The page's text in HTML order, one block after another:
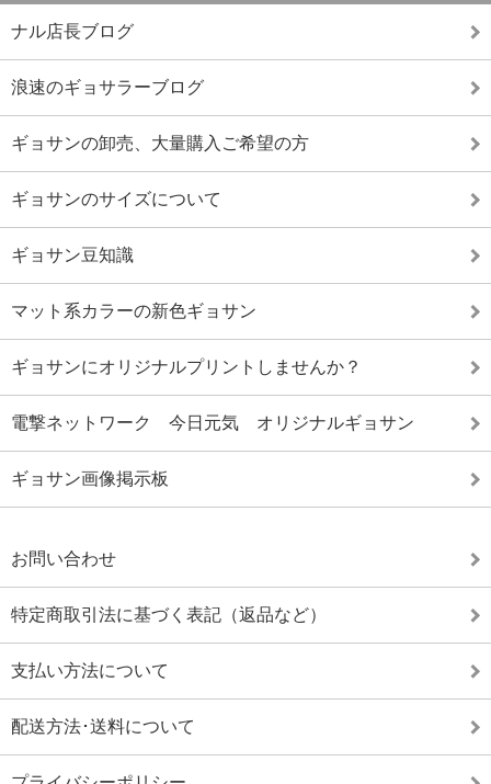
ナル店長ブログ
浪速のギョサラーブログ
ギョサンの卸売、大量購入ご希望の方
ギョサンのサイズについて
ギョサン豆知識
マット系カラーの新色ギョサン
ギョサンにオリジナルプリントしませんか？
電撃ネットワーク 今日元気 オリジナルギョサン
ギョサン画像掲示板
お問い合わせ
特定商取引法に基づく表記（返品など）
支払い方法について
配送方法･送料について